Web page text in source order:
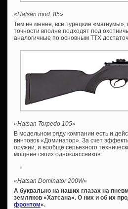
«Hatsan mod. 85»
Тем не менее, все турецкие
точности вполне подходят под
аналогичные по основным ТТХ
«Hatsan Torpedo 105»
В модельном ряду компании есть и
винтовок «Доминатор». За счет
оружии, и вообще серьезного
мощнее своих одноклассников.
«Hatsan Dominator 200W»
А буквально на наших глазах на
земляков «Хатсана». О них и об их
фронтом«.